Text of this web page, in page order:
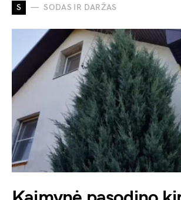
S SODAS IR DARŽAS